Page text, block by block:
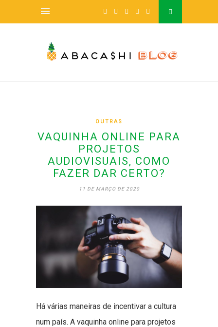
OUTRAS
VAQUINHA ONLINE PARA
PROJETOS
AUDIOVISUAIS, COMO
FAZER DAR CERTO?
11 DE MARÇO DE 2020
Há várias maneiras de incentivar a cultura
num país. A vaquinha online para projetos